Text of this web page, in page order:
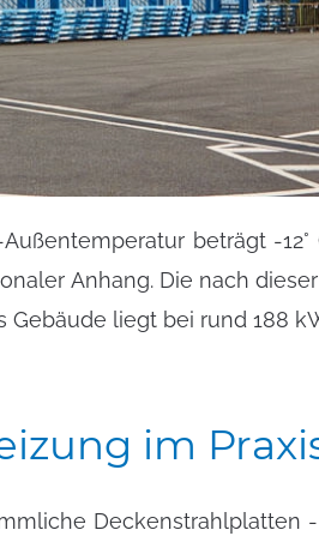
beträgt -12°
Gebäude liegt bei rund 188
im
Deckenstrahlplatten